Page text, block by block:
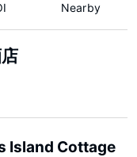
Nearby
Island Cottage